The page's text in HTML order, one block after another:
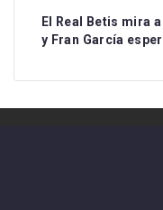
El Real Betis mira
y Fran García